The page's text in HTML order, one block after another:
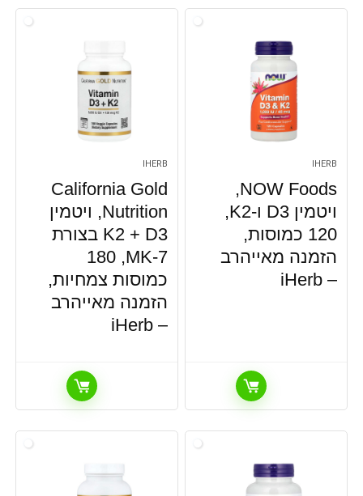
IHERB
NOW Foods‏,
ויטמין D3 ו-K2‏,
120 כמוסות,
הזמנה מאייהרב
– iHerb
IHERB
California Gold
Nutrition‏, ויטמין
D3 + ‏K2‏ בצורת
MK-7‏, 180
כמוסות צמחיות,
הזמנה מאייהרב
– iHerb